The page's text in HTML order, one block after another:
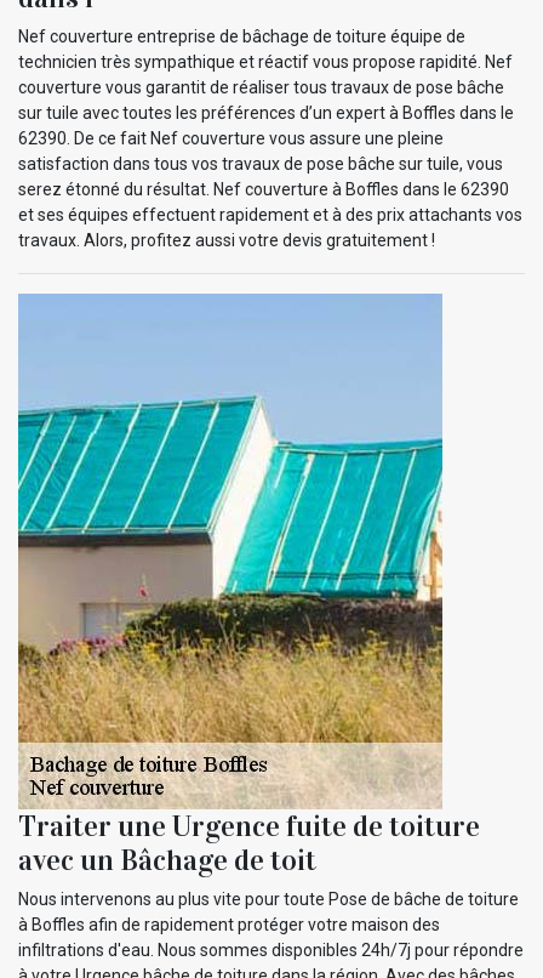
Nef couverture entreprise de bâchage de toiture équipe de
technicien très sympathique et réactif vous propose rapidité. Nef
couverture vous garantit de réaliser tous travaux de pose bâche
sur tuile avec toutes les préférences d’un expert à Boffles dans le
62390. De ce fait Nef couverture vous assure une pleine
satisfaction dans tous vos travaux de pose bâche sur tuile, vous
serez étonné du résultat. Nef couverture à Boffles dans le 62390
et ses équipes effectuent rapidement et à des prix attachants vos
travaux. Alors, profitez aussi votre devis gratuitement !
Traiter une Urgence fuite de toiture
avec un Bâchage de toit
Nous intervenons au plus vite pour toute Pose de bâche de toiture
à Boffles afin de rapidement protéger votre maison des
infiltrations d'eau. Nous sommes disponibles 24h/7j pour répondre